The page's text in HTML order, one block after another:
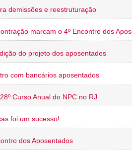
demissões e reestruturação
marcam o 4º Encontro dos
do projeto dos aposentados
com bancários aposentados
Curso Anual do NPC no RJ
foi um sucesso!
dos Aposentados